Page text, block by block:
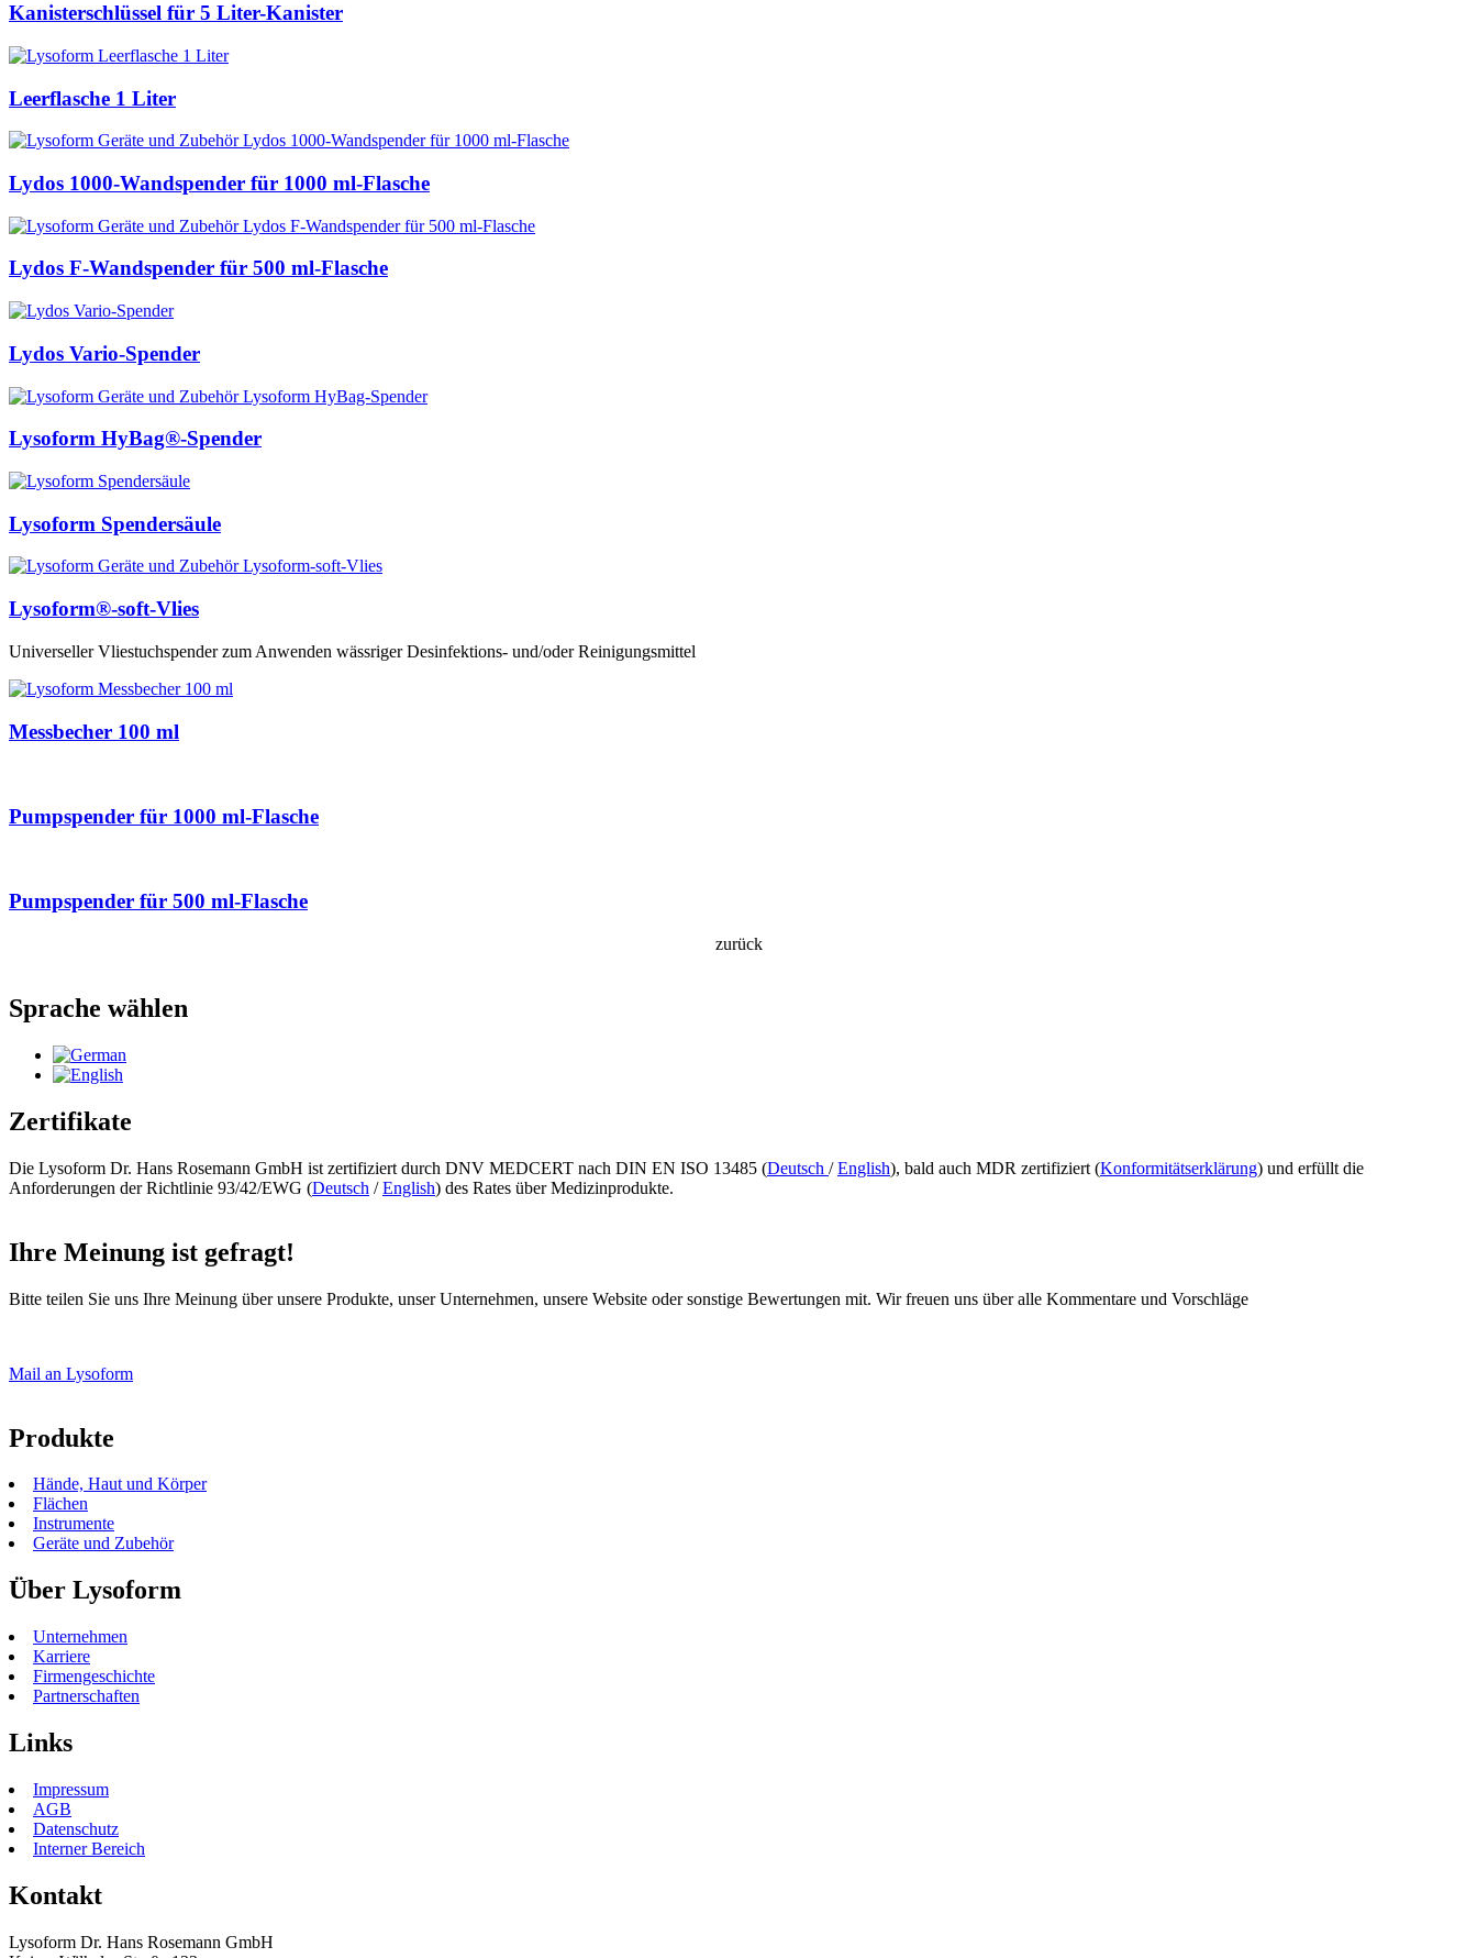
Kanisterschlüssel für 5 Liter-Kanister
Leerflasche 1 Liter
Lydos 1000-Wandspender für 1000 ml-Flasche
Lydos F-Wandspender für 500 ml-Flasche
Lydos Vario-Spender
Lysoform HyBag®-Spender
Lysoform Spendersäule
Lysoform®-soft-Vlies
Universeller Vliestuchspender zum Anwenden wässriger Desinfektions- und/oder Reinigungsmittel
Messbecher 100 ml
Pumpspender für 1000 ml-Flasche
Pumpspender für 500 ml-Flasche
zurück
Sprache wählen
Zertifikate
Die Lysoform Dr. Hans Rosemann GmbH ist zertifiziert durch DNV MEDCERT nach DIN EN ISO 13485 (Deutsch /English), bald auch MDR zertifiziert (Konformitätserklärung) und erfüllt die
Anforderungen der Richtlinie 93/42/EWG (Deutsch /English) des Rates über Medizinprodukte.
Ihre Meinung ist gefragt!
Bitte teilen Sie uns Ihre Meinung über unsere Produkte, unser Unternehmen, unsere Website oder sonstige Bewertungen mit. Wir freuen uns über alle Kommentare und Vorschläge
Mail an Lysoform
Produkte
Hände, Haut und Körper
Flächen
Instrumente
Geräte und Zubehör
Über Lysoform
Unternehmen
Karriere
Firmengeschichte
Partnerschaften
Links
Impressum
AGB
Datenschutz
Interner Bereich
Kontakt
Lysoform Dr. Hans Rosemann GmbH